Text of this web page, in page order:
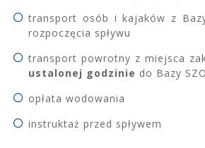
transport osób i kajaków z
rozpoczęcia spływu
transport powrotny z miejsca
ustalonej godzinie do Bazy
opłata wodowania
instruktaż przed spływem